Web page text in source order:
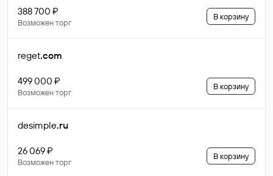
388 700 ₽
Возможен торг
В корзину
reget.com
499 000 ₽
Возможен торг
В корзину
desimple.ru
26 069 ₽
Возможен торг
В корзину